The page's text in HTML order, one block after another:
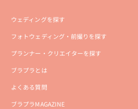
ウェディングを探す
フォトウェディング・前撮りを探す
プランナー・クリエイターを探す
ブラプラとは
よくある質問
ブラプラMAGAZINE